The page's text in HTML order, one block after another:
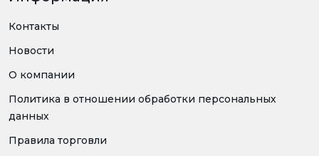
Контакты
Новости
О компании
Политика в отношении обработки персональных
данных
Правила торговли